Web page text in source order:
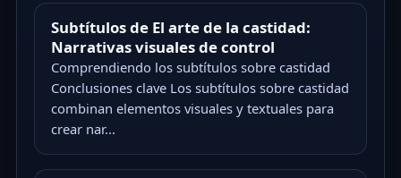
Subtítulos de El arte de la castidad:
Narrativas visuales de control
Comprendiendo los subtítulos sobre castidad
Conclusiones clave Los subtítulos sobre castidad
combinan elementos visuales y textuales para
crear nar...